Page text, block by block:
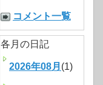
コメント一覧
各月の日記
2026年08月 (1)